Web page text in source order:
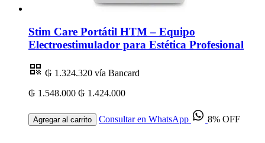
Stim Care Portátil HTM – Equipo
Electroestimulador para Estética Profesional
₲ 1.324.320 vía Bancard
₲ 1.548.000 ₲ 1.424.000
Agregar al carrito Consultar en WhatsApp 8% OFF